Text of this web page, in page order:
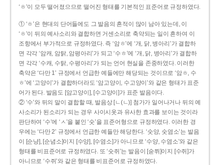
‘ㅎ’이 모두 떨어졌으므로 떨어진 형태를 기본적인 표준어로 규정하였다.
① ‘ㅎ’은 현대의 단어들에도 그 발음의 흔적이 많이 남아 있는데, 이
‘ㅎ’이 뒤의 예사소리와 결합하면 거센소리로 축약되는 일이 흔하여 이
조항에서 부가적으로 규정하였다. 즉 ‘암ㅎ’에 ‘개, 닭, 병아리’가 결합하
면 각각 ‘암캐, 암탉, 암평아리’가 되고 ‘수ㅎ’에 ‘개, 닭, 병아리’가 결합하
면 각각 ‘수캐, 수탉, 수평아리’가 되는 언어 현실을 존중하였다. 이러한
축약은 ‘다만 1’ 규정에서 언급한 예들에만 해당되는 것이므로 ‘암ㅎ, 수
ㅎ’에 ‘고양이’가 결합하더라도 ‘암고양이, 수고양이’와 같은 형태가 표준
어가 된다. 발음도 [암고양이], [수고양이]가 표준 발음이다.
② ‘수’와 뒤의 말이 결합할 때, 발음상 [ㄴ(ㄴ)] 첨가가 일어나거나 뒤의 예
사소리가 된소리가 되는 경우 사이시옷과 유사한 효과를 보이는 것이라
판단하여 ‘수’에 ‘ㅅ’을 붙인 ‘숫’을 표준어형으로 규정하였다. 이러한 경
우에는 ‘다만 2’ 규정에서 언급한 예들만 해당한다. ‘숫양, 숫염소’는 발음
이 [순냥], [순념소]이지 [수양], [수염소]가 아니므로 ‘수양, 수염소’와 같은
형태를 비표준어로 규정하였다. 또 ‘숫쥐’는 발음이 [숟쮜]이지 [수쥐]가
아니므로 ‘수쥐’와 같은 형태를 비표준어로 규정하였다.